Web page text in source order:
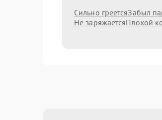
Сильно греетсяЗабыл
Не заряжаетсяПлохой